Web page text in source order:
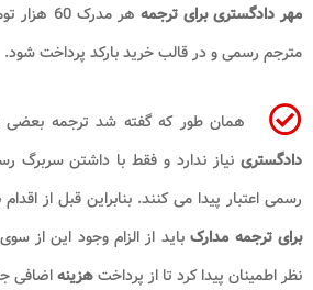
مهر دادگستری برای ترجمه
هر مدرک
مترجم رسمی و در قالب خرید بارکد پرداخت شود.
همان طور که گفته شد ترجمه بعضی
دادگسترینیاز ندارد و فقط با داشتن سربرگ
رسمی اعتبار پیدا می کنند. بنابراین قبل از اقدام
برای ترجمه مدارکباید از الزام وجود این از
نظر اطمینان پیدا کرد تا از پرداختهزینهاضافی